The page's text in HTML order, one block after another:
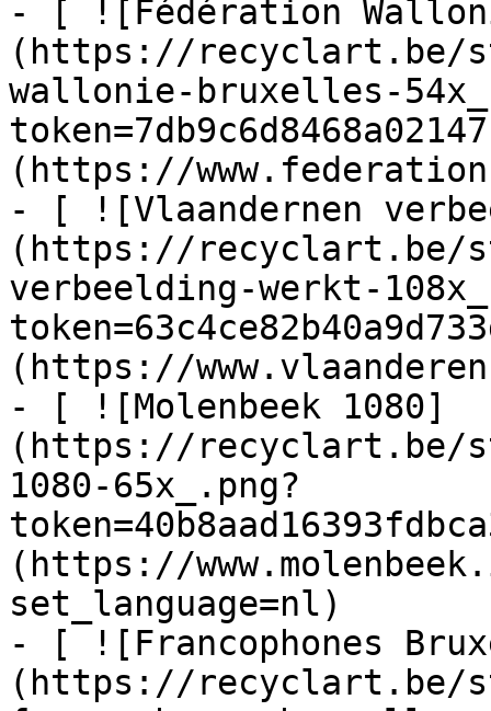
- [ ![Fédération
(https://recyclart.be/
wallonie-bruxelles-
(https://
- [ ![Vlaandernen
(https://recyclart.be/
verbeelding-werkt-
(https://
- [ ![Molenbeek 1080]
(https://recyclart.be/
1080-65x_.png?
(https://
set_language=nl)
- [ ![Francophones
(https://recyclart.be/